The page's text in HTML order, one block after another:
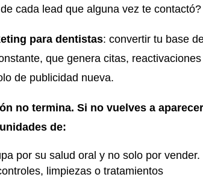
cada lead que alguna vez te contactó?
para dentistas: convertir tu base
que genera citas, reactivaciones
de publicidad nueva.
no termina. Si no vuelves a aparecer
de:
por su salud oral y no solo por vender.
limpiezas o tratamientos